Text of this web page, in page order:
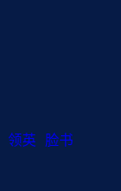
领英 脸书